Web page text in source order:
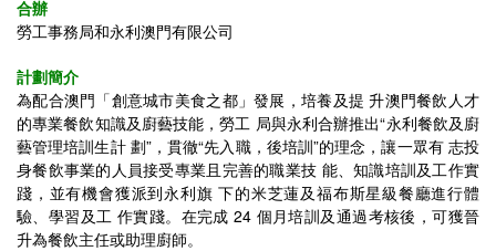
合辦
勞工事務局和永利澳門有限公司
計劃簡介
為配合澳門「創意城市美食之都」發展，培養及提 升澳門餐飲人才
的專業餐飲知識及廚藝技能，勞工 局與永利合辦推出“永利餐飲及廚
藝管理培訓生計 劃”，貫徹“先入職，後培訓”的理念，讓一眾有 志投
身餐飲事業的人員接受專業且完善的職業技 能、知識培訓及工作實
踐，並有機會獲派到永利旗 下的米芝蓮及福布斯星級餐廳進行體
驗、學習及工 作實踐。在完成 24 個月培訓及通過考核後，可獲晉
升為餐飲主任或助理廚師。